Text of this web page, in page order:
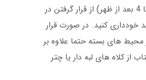
ساعت 10 صبح تا 4 بعد از ظهر) از قرار گرفتن در
خودداری کنید. در صورت قرار
محیط های بسته حتما علاوه بر
از کلاه های لبه دار یا چتر